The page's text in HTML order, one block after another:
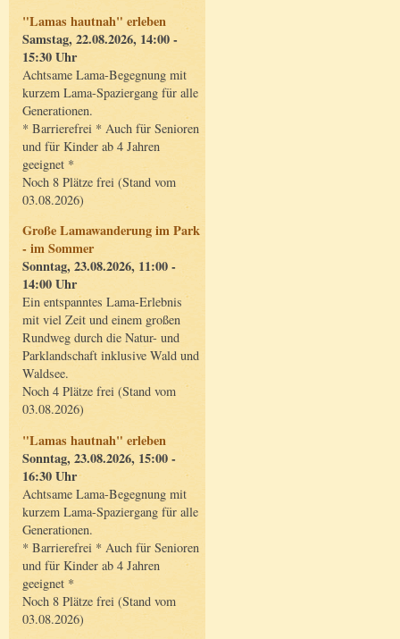
"Lamas hautnah" erleben
Samstag, 22.08.2026, 14:00 -
15:30 Uhr
Achtsame Lama-Begegnung mit
kurzem Lama-Spaziergang für alle
Generationen.
* Barrierefrei * Auch für Senioren
und für Kinder ab 4 Jahren
geeignet *
Noch 8 Plätze frei (Stand vom
03.08.2026)
Große Lamawanderung im Park
- im Sommer
Sonntag, 23.08.2026, 11:00 -
14:00 Uhr
Ein entspanntes Lama-Erlebnis
mit viel Zeit und einem großen
Rundweg durch die Natur- und
Parklandschaft inklusive Wald und
Waldsee.
Noch 4 Plätze frei (Stand vom
03.08.2026)
"Lamas hautnah" erleben
Sonntag, 23.08.2026, 15:00 -
16:30 Uhr
Achtsame Lama-Begegnung mit
kurzem Lama-Spaziergang für alle
Generationen.
* Barrierefrei * Auch für Senioren
und für Kinder ab 4 Jahren
geeignet *
Noch 8 Plätze frei (Stand vom
03.08.2026)